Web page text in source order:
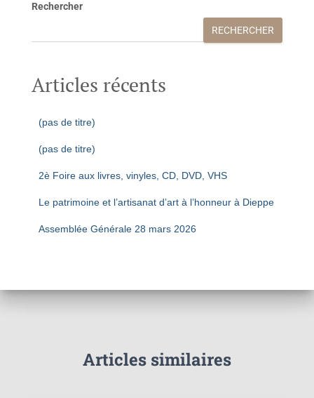
Rechercher
RECHERCHER
Articles récents
(pas de titre)
(pas de titre)
2è Foire aux livres, vinyles, CD, DVD, VHS
Le patrimoine et l’artisanat d’art à l’honneur à Dieppe
Assemblée Générale 28 mars 2026
Articles similaires